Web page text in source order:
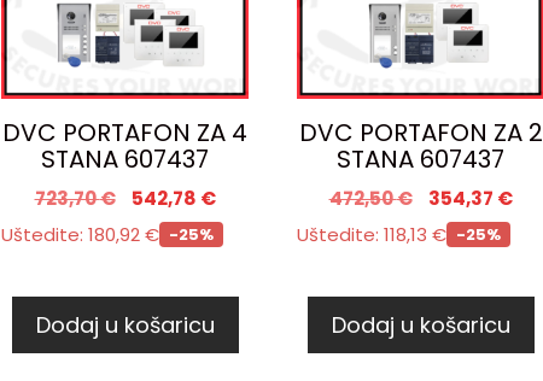
DVC PORTAFON ZA 4
STANA 607437
723,70€ 542,78 €
Uštedite: 180,92€ -25%
Dodaj u košaricu
DVC PORTAFON ZA 2
STANA 607437
472,50€ 354,37 €
Uštedite: 118,13 € -25%
Dodaj u košaricu